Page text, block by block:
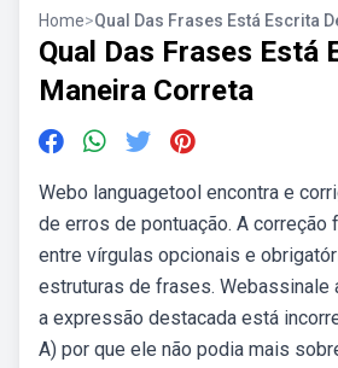
Home>Qual Das Frases Está Escrita
Qual Das Frases Está
Maneira Correta
Webo languagetool encontra e
de erros de pontuação. A correção
entre vírgulas opcionais e
estruturas de frases. Webassinale
a expressão destacada está
A) por que ele não podia mais